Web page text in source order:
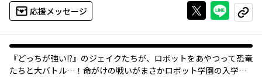
応援メッセージ Xで投稿する
ライン
コピー
『どっちが強い!?』のジェイクたちが、ロボットをあやつって恐竜
たちと大バトル…！命がけの戦いがまさかロボット学園の入学試